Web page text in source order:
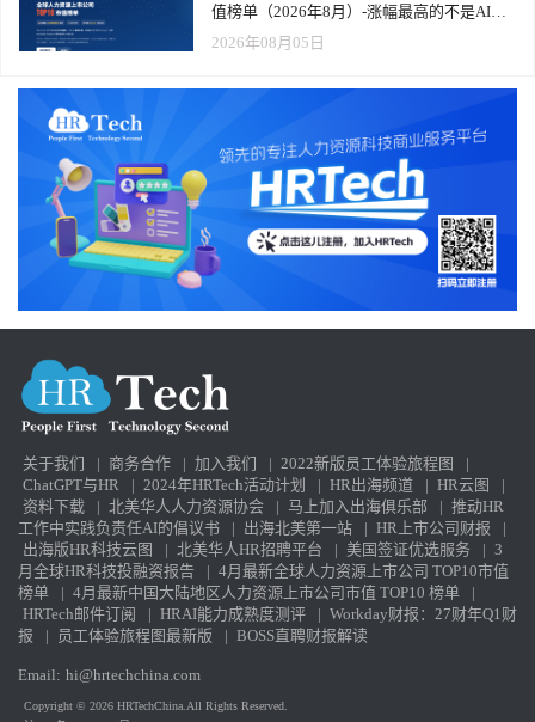
值榜单（2026年8月）-涨幅最高的不是AI软
件，而是传统人力服务商
2026年08月05日
关于我们 | 商务合作 | 加入我们 | 2022新版员工体验旅程图
|
ChatGPT与HR
| 2024年HRTech活动计划 | HR出海频道 | HR云图
|
资料下载
| 北美华人人力资源协会 | 马上加入出海俱乐部 | 推动HR
工作中实践负责任AI的倡议书
| 出海北美第一站 | HR上市公司财报
|
出海版HR科技云图
| 北美华人HR招聘平台 | 美国签证优选服务 | 3
月全球HR科技投融资报告
| 4月最新全球人力资源上市公司 TOP10市值
榜单
| 4月最新中国大陆地区人力资源上市公司市值 TOP10 榜单
|
HRTech邮件订阅
| HRAI能力成熟度测评 | Workday财报：27财年Q1财
报
| 员工体验旅程图最新版 | BOSS直聘财报解读
Email: hi@hrtechchina.com
Copyright © 2026 HRTechChina.All Rights Reserved.